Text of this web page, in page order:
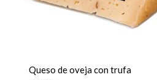
Queso de oveja con trufa